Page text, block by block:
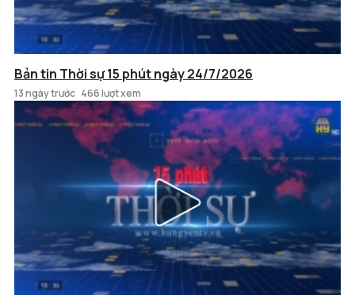
Bản tin Thời sự 15 phút ngày 24/7/2026
13 ngày trước 466 lượt xem